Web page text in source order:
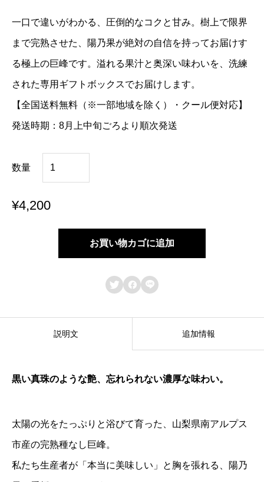
一口で違いがわかる、圧倒的なコクと甘み。樹上で限界
まで完熟させた、陽乃果が絶対の自信を持ってお届けす
る極上の巨峰です。溢れる果汁と奥深い味わいを、洗練
された専用ギフトボックスでお届けします。
【全国送料無料（※一部地域を除く）・クール便対応】
発送時期：8月上中旬ごろより順次発送
数量
雅
-
完
k
g
（
¥4,200
お買い物カゴに追加
  
説明文 追加情報
黒い真珠のような艶、忘れられない濃厚な味わい。
太陽の光をたっぷりと浴びて育った、山梨県南アルプス
市産の完熟種なし巨峰。
私たち生産者が「本当に美味しい」と胸を張れる、陽乃